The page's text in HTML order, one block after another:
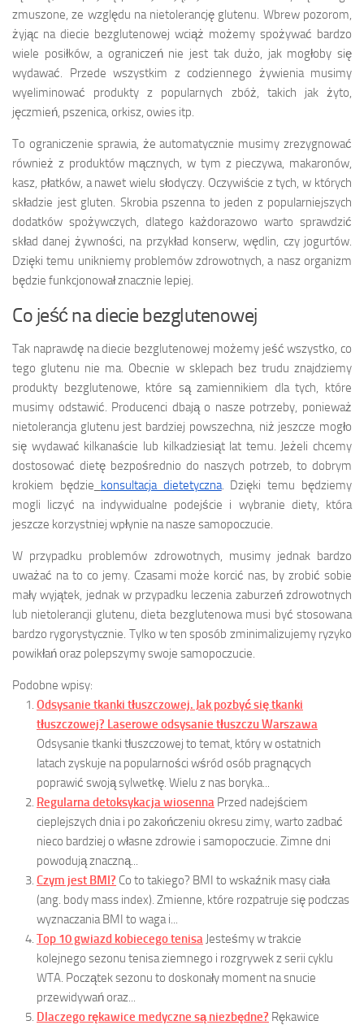
zmuszone, ze względu na nietolerancję glutenu. Wbrew pozorom,
żyjąc na diecie bezglutenowej wciąż możemy spożywać bardzo
wiele posiłków, a ograniczeń nie jest tak dużo, jak mogłoby się
wydawać. Przede wszystkim z codziennego żywienia musimy
wyeliminować produkty z popularnych zbóż, takich jak żyto,
jęczmień, pszenica, orkisz, owies itp.
To ograniczenie sprawia, że automatycznie musimy zrezygnować
również z produktów mącznych, w tym z pieczywa, makaronów,
kasz, płatków, a nawet wielu słodyczy. Oczywiście z tych, w których
składzie jest gluten. Skrobia pszenna to jeden z popularniejszych
dodatków spożywczych, dlatego każdorazowo warto sprawdzić
skład danej żywności, na przykład konserw, wędlin, czy jogurtów.
Dzięki temu unikniemy problemów zdrowotnych, a nasz organizm
będzie funkcjonował znacznie lepiej.
Co jeść na diecie bezglutenowej
Tak naprawdę na diecie bezglutenowej możemy jeść wszystko, co
tego glutenu nie ma. Obecnie w sklepach bez trudu znajdziemy
produkty bezglutenowe, które są zamiennikiem dla tych, które
musimy odstawić. Producenci dbają o nasze potrzeby, ponieważ
nietolerancja glutenu jest bardziej powszechna, niż jeszcze mogło
się wydawać kilkanaście lub kilkadziesiąt lat temu. Jeżeli chcemy
dostosować dietę bezpośrednio do naszych potrzeb, to dobrym
krokiem będzie konsultacja dietetyczna. Dzięki temu będziemy
mogli liczyć na indywidualne podejście i wybranie diety, która
jeszcze korzystniej wpłynie na nasze samopoczucie.
W przypadku problemów zdrowotnych, musimy jednak bardzo
uważać na to co jemy. Czasami może korcić nas, by zrobić sobie
mały wyjątek, jednak w przypadku leczenia zaburzeń zdrowotnych
lub nietolerancji glutenu, dieta bezglutenowa musi być stosowana
bardzo rygorystycznie. Tylko w ten sposób zminimalizujemy ryzyko
powikłań oraz polepszymy swoje samopoczucie.
Podobne wpisy:
Odsysanie tkanki tłuszczowej. Jak pozbyć się tkanki
tłuszczowej? Laserowe odsysanie tłuszczu Warszawa
Odsysanie tkanki tłuszczowej to temat, który w ostatnich
latach zyskuje na popularności wśród osób pragnących
poprawić swoją sylwetkę. Wielu z nas boryka...
Regularna detoksykacja wiosenna Przed nadejściem
cieplejszych dnia i po zakończeniu okresu zimy, warto zadbać
nieco bardziej o własne zdrowie i samopoczucie. Zimne dni
powodują znaczną...
Czym jest BMI? Co to takiego? BMI to wskaźnik masy ciała
(ang. body mass index). Zmienne, które rozpatruje się podczas
wyznaczania BMI to waga i...
Top 10 gwiazd kobiecego tenisa Jesteśmy w trakcie
kolejnego sezonu tenisa ziemnego i rozgrywek z serii cyklu
WTA. Początek sezonu to doskonały moment na snucie
przewidywań oraz...
Dlaczego rękawice medyczne są niezbędne? Rękawice